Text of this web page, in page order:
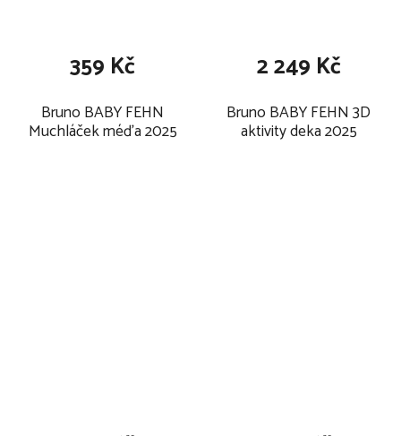
Bruno BABY FEHN
Muchláček méďa 2025
359 Kč
Bruno BABY FEHN 3D
aktivity deka 2025
2 249 Kč